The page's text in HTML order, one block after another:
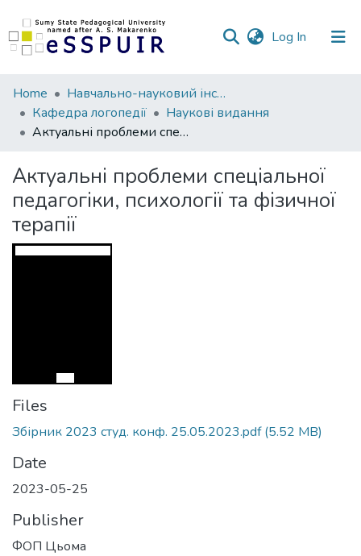
Log In (current)
Communities
&
Collections
Statistics
Home
Навчально-науковий інститут фізичної культури
Кафедра логопедії
Наукові видання
Актуальні проблеми спеціальної педагогіки, психології та фізичної терапії
Актуальні проблеми спеціальної
педагогіки, психології та фізичної
терапії
Files
Збірник 2023 студ. конф. 25.05.2023.pdf(5.52 MB)
Date
2023-05-25
Publisher
ФОП Цьома